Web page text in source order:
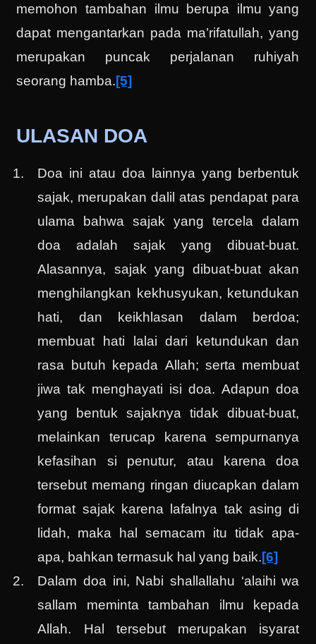
memohon tambahan ilmu berupa ilmu yang
dapat mengantarkan pada ma’rifatullah, yang
merupakan puncak perjalanan ruhiyah
seorang hamba.[5]
ULASAN DOA
Doa ini atau doa lainnya yang berbentuk
sajak, merupakan dalil atas pendapat para
ulama bahwa sajak yang tercela dalam
doa adalah sajak yang dibuat-buat.
Alasannya, sajak yang dibuat-buat akan
menghilangkan kekhusyukan, ketundukan
hati, dan keikhlasan dalam berdoa;
membuat hati lalai dari ketundukan dan
rasa butuh kepada Allah; serta membuat
jiwa tak menghayati isi doa. Adapun doa
yang bentuk sajaknya tidak dibuat-buat,
melainkan terucap karena sempurnanya
kefasihan si penutur, atau karena doa
tersebut memang ringan diucapkan dalam
format sajak karena lafalnya tak asing di
lidah, maka hal semacam itu tidak apa-
apa, bahkan termasuk hal yang baik.[6]
Dalam doa ini, Nabi shallallahu ‘alaihi wa
sallam meminta tambahan ilmu kepada
Allah. Hal tersebut merupakan isyarat